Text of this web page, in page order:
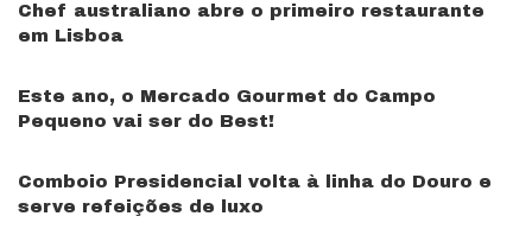
Chef australiano abre o primeiro restaurante
em Lisboa
Este ano, o Mercado Gourmet do Campo
Pequeno vai ser do Best!
Comboio Presidencial volta à linha do Douro e
serve refeições de luxo